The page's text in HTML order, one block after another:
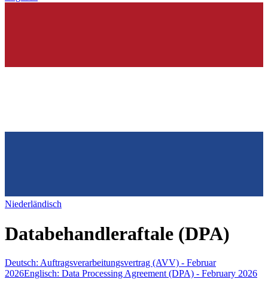
Niederländisch
Databehandleraftale (DPA)
Deutsch: Auftragsverarbeitungsvertrag (AVV) - Februar
2026Englisch: Data Processing Agreement (DPA) - February 2026